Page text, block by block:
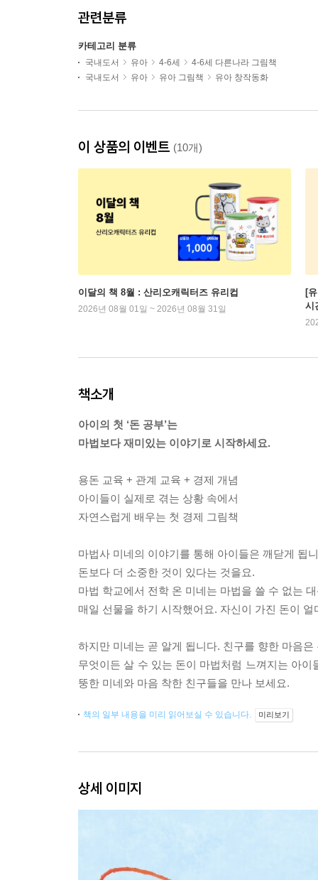
관련분류
카테고리 분류
국내도서 유아 4-6세
4-6세 다른나라 그림책
국내도서
유아 유아 그림책 유아 창작동화
이 상품의 이벤트 (10개)
이달의 책 8월 : 산리오캐릭터즈 유리컵
2026년 08월 01일 ~ 2026년 08월 31일
[
시
책소개
아이의 첫 ‘돈 공부’는
마법보다 재미있는 이야기로 시작하세요.
용돈 교육 + 관계 교육 + 경제 개념
아이들이 실제로 겪는 상황 속에서
자연스럽게 배우는 첫 경제 그림책
마법사 미네의 이야기를 통해 아이들은 깨닫게 됩
돈보다 더 소중한 것이 있다는 것을요.
마법 학교에서 전학 온 미네는 마법을 쓸 수 없는
매일 선물을 하기 시작했어요. 자신이 가진 돈이
하지만 미네는 곧 알게 됩니다. 친구를 향한 마음
무엇이든 살 수 있는 돈이 마법처럼 느껴지는 아
뚱한 미네와 마음 착한 친구들을 만나 보세요.
책의 일부 내용을 미리 읽어보실 수 있습니다. 미리보기
상세 이미지